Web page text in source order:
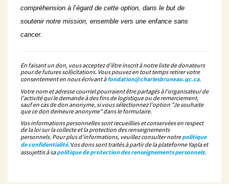
compréhension à l’égard de cette option, dans le but de
soutenir notre mission, ensemble vers une enfance sans
cancer.
En faisant un don, vous acceptez d'être inscrit à notre liste de donateurs
pour de futures sollicitations. Vous pouvez en tout temps retirer votre
consentement en nous écrivant àfondation@charlesbruneau.qc.ca.
Votre nom et adresse courriel pourraient être partagés à l'organisateur de
l'activité qui le demande à des fins de logistique ou de remerciement,
sauf en cas de don anonyme, si vous sélectionnez l'option "Je souhaite
que ce don demeure anonyme" dans le formulaire.
Vos informations personnelles sont recueillies et conservées en respect
de la loi sur la collecte et la protection des renseignements
personnels. Pour plus d’informations, veuillez consulter notrepolitique
de confidentialité. Vos dons sont traités à partir de la plateforme Yapla et
assujettis à sapolitique de protection des renseignements personnels.